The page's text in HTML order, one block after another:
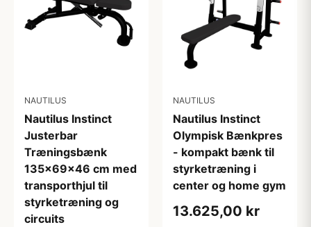
NAUTILUS
Nautilus Instinct
Justerbar
Træningsbænk
135x69x46 cm med
transporthjul til
styrketræning og
circuits
NAUTILUS
Nautilus Instinct
Olympisk Bænkpres
- kompakt bænk til
styrketræning i
center og home gym
13.625,00 kr